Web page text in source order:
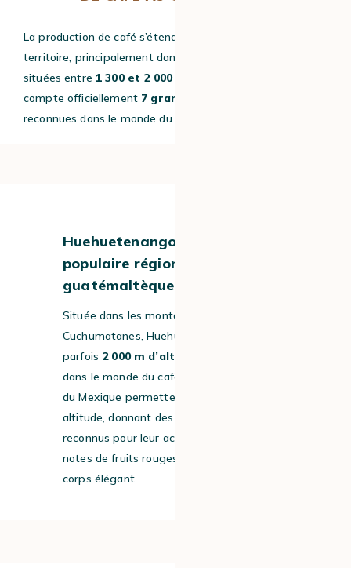
La production de café s’étend sur une grande partie du
territoire, principalement dans les régions montagneuses
situées entre 1 300 et 2 000 mètres d’altitude
compte officiellement 7 grandes régions caféières
reconnues dans le monde du café de spécialité.
Huehuetenango : la plus
populaire région du café
guatémaltèque
Située dans les montagnes de
Cuchumatanes, Huehuetenango atteint
parfois 2 000 m d’altitude
dans le monde du café. Les vents chauds
du Mexique permettent la culture en haute
altitude, donnant des cafés vifs et fruités,
reconnus pour leur acidité brillante, leurs
notes de fruits rouges ou de vin et leur
corps élégant.